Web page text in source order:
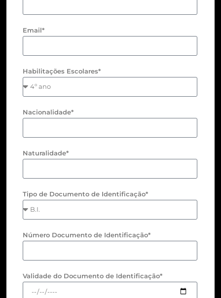
Email*
Habilitações Escolares*
Nacionalidade*
Naturalidade*
Tipo de Documento de Identificação*
Número Documento de Identificação*
Validade do Documento de Identificação*